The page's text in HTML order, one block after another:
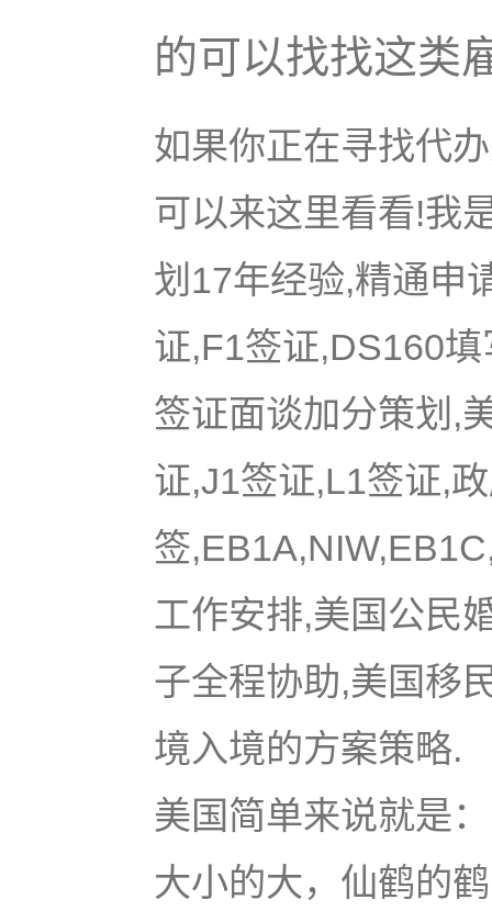
的可以找找这类
如果你正在寻找代
可以来这里看看!我
划17年经验,精通申
证,F1签证,DS160
签证面谈加分策划,
证,J1签证,L1签证,
签
工作安排,美国公民
子全程协助,美国移
境入境的方案策略.
美国简单来说就是
大小的大，仙鹤的